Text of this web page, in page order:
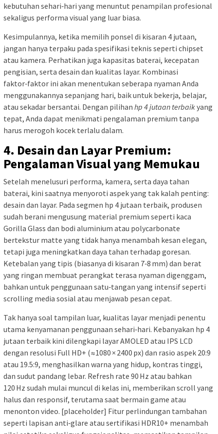
kebutuhan sehari‑hari yang menuntut penampilan profesional
sekaligus performa visual yang luar biasa.
Kesimpulannya, ketika memilih ponsel di kisaran 4 jutaan,
jangan hanya terpaku pada spesifikasi teknis seperti chipset
atau kamera. Perhatikan juga kapasitas baterai, kecepatan
pengisian, serta desain dan kualitas layar. Kombinasi
faktor‑faktor ini akan menentukan seberapa nyaman Anda
menggunakannya sepanjang hari, baik untuk bekerja, belajar,
atau sekadar bersantai. Dengan pilihan hp 4 jutaan terbaikyang
tepat, Anda dapat menikmati pengalaman premium tanpa
harus merogoh kocek terlalu dalam.
4. Desain dan Layar Premium:
Pengalaman Visual yang Memukau
Setelah menelusuri performa, kamera, serta daya tahan
baterai, kini saatnya menyoroti aspek yang tak kalah penting:
desain dan layar. Pada segmen hp 4 jutaan terbaik, produsen
sudah berani mengusung material premium seperti kaca
Gorilla Glass dan bodi aluminium atau polycarbonate
bertekstur matte yang tidak hanya menambah kesan elegan,
tetapi juga meningkatkan daya tahan terhadap goresan.
Ketebalan yang tipis (biasanya di kisaran 7‑8 mm) dan berat
yang ringan membuat perangkat terasa nyaman digenggam,
bahkan untuk penggunaan satu‑tangan yang intensif seperti
scrolling media sosial atau menjawab pesan cepat.
Tak hanya soal tampilan luar, kualitas layar menjadi penentu
utama kenyamanan penggunaan sehari‑hari. Kebanyakan hp 4
jutaan terbaik kini dilengkapi layar AMOLED atau IPS LCD
dengan resolusi Full HD+ (≈1080 × 2400 px) dan rasio aspek 20:9
atau 19.5:9, menghasilkan warna yang hidup, kontras tinggi,
dan sudut pandang lebar. Refresh rate 90 Hz atau bahkan
120 Hz sudah mulai muncul di kelas ini, memberikan scroll yang
halus dan responsif, terutama saat bermain game atau
menonton video. [placeholder] Fitur perlindungan tambahan
seperti lapisan anti‑glare atau sertifikasi HDR10+ menambah